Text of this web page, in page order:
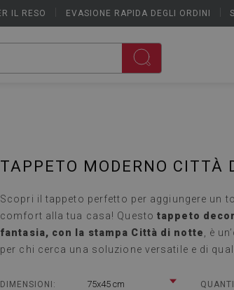
IL RESO EVASIONE RAPIDA DEGLI ORDINI
TAPPETO MODERNO CITTÀ
Scopri il tappeto perfetto per aggiungere un
comfort alla tua casa! Questotappeto
fantasia, con la stampa Città di notte
, è
per chi cerca una soluzione versatile e di
DIMENSIONI: 75x45 cm